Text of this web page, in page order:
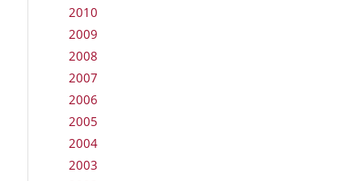
2010
2009
2008
2007
2006
2005
2004
2003